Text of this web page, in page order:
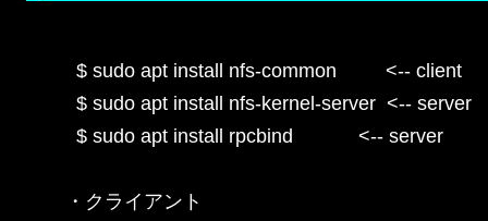
  $ sudo apt install nfs-common         <-- client
  $ sudo apt install nfs-kernel-server  <-- server
  $ sudo apt install rpcbind            <-- server
・クライアント